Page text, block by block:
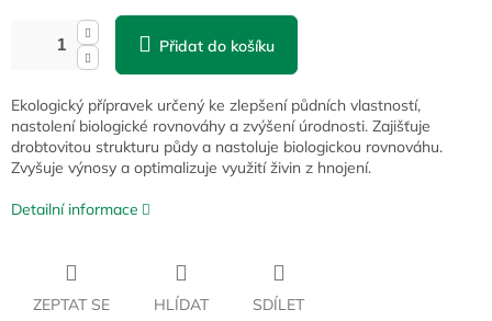
Přidat do košíku
Ekologický přípravek určený ke zlepšení půdních vlastností,
nastolení biologické rovnováhy a zvýšení úrodnosti. Zajišťuje
drobtovitou strukturu půdy a nastoluje biologickou rovnováhu.
Zvyšuje výnosy a optimalizuje využití živin z hnojení.
Detailní informace
ZEPTAT SE HLÍDAT SDÍLET